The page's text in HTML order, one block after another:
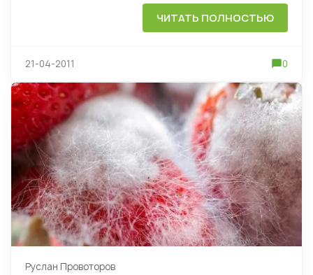
ЧИТАТЬ ПОЛНОСТЬЮ
21-04-2011 0
Руслан Провоторов